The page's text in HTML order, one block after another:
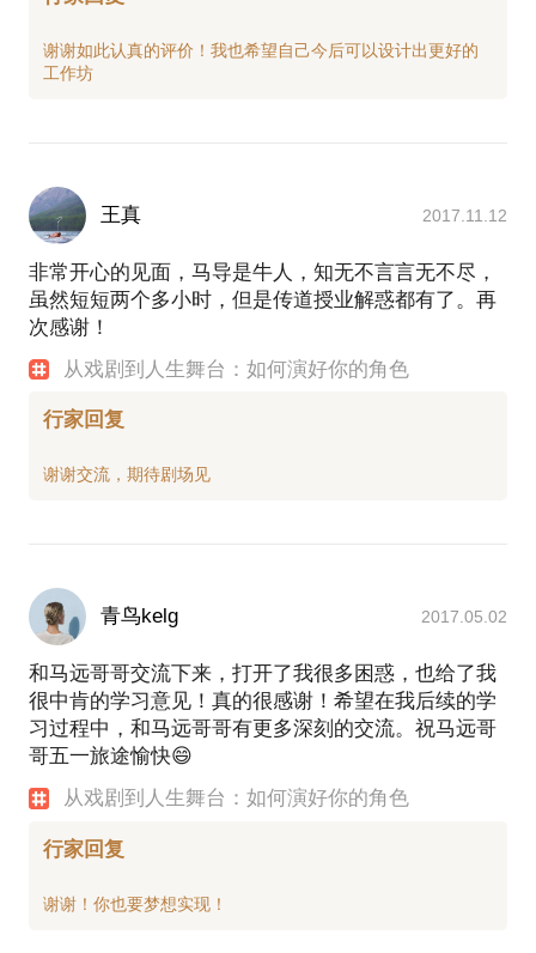
谢谢如此认真的评价！我也希望自己今后可以设计出更好的
王真 2017.11.12
非常开心的见面，马导是牛人，知无不言言无不尽，
虽然短短两个多小时，但是传道授业解惑都有了。再
次感谢！
从戏剧到人生舞台：如何演好你的角色
行家回复
青鸟kelg 2017.05.02
和马远哥哥交流下来，打开了我很多困惑，也给了我
很中肯的学习意见！真的很感谢！希望在我后续的学
习过程中，和马远哥哥有更多深刻的交流。祝马远哥
哥五一旅途愉快😄
从戏剧到人生舞台：如何演好你的角色
行家回复